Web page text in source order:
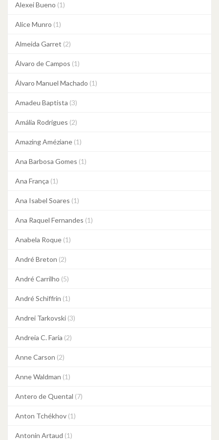
Alexei Bueno (1)
Alice Munro (1)
Almeida Garret (2)
Álvaro de Campos (1)
Álvaro Manuel Machado (1)
Amadeu Baptista (3)
Amália Rodrigues (2)
Amazing Améziane (1)
Ana Barbosa Gomes (1)
Ana França (1)
Ana Isabel Soares (1)
Ana Raquel Fernandes (1)
Anabela Roque (1)
André Breton (2)
André Carrilho (5)
André Schiffrin (1)
Andrei Tarkovski (3)
Andreia C. Faria (2)
Anne Carson (2)
Anne Waldman (1)
Antero de Quental (7)
Anton Tchékhov (1)
Antonin Artaud (1)